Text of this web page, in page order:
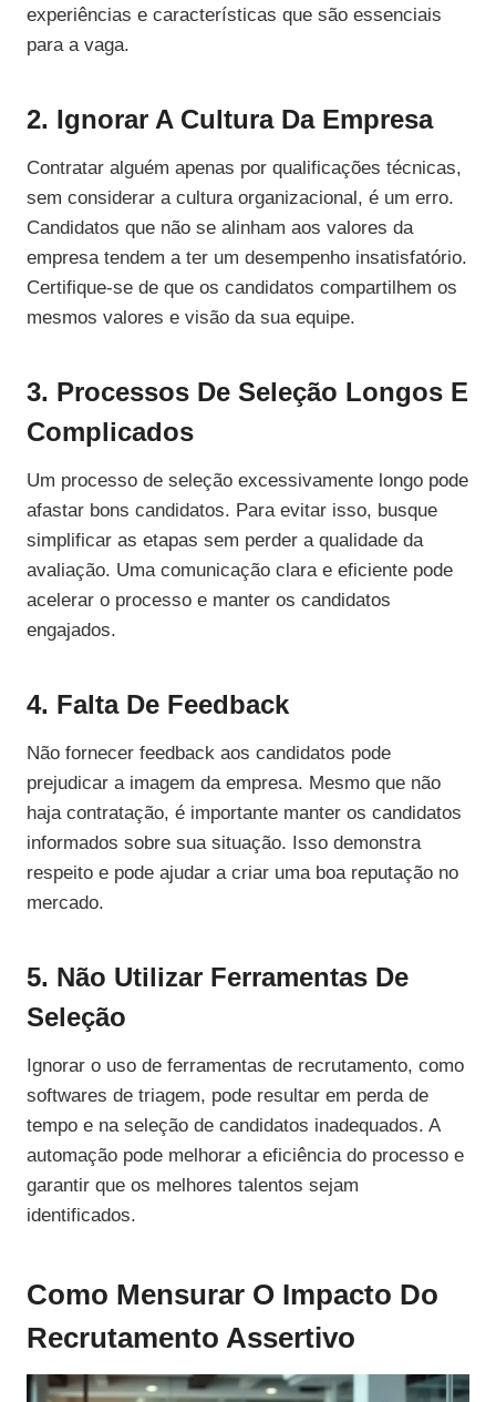
experiências e características que são essenciais
para a vaga.
2. Ignorar A Cultura Da Empresa
Contratar alguém apenas por qualificações técnicas,
sem considerar a cultura organizacional, é um erro.
Candidatos que não se alinham aos valores da
empresa tendem a ter um desempenho insatisfatório.
Certifique-se de que os candidatos compartilhem os
mesmos valores e visão da sua equipe.
3. Processos De Seleção Longos E
Complicados
Um processo de seleção excessivamente longo pode
afastar bons candidatos. Para evitar isso, busque
simplificar as etapas sem perder a qualidade da
avaliação. Uma comunicação clara e eficiente pode
acelerar o processo e manter os candidatos
engajados.
4. Falta De Feedback
Não fornecer feedback aos candidatos pode
prejudicar a imagem da empresa. Mesmo que não
haja contratação, é importante manter os candidatos
informados sobre sua situação. Isso demonstra
respeito e pode ajudar a criar uma boa reputação no
mercado.
5. Não Utilizar Ferramentas De
Seleção
Ignorar o uso de ferramentas de recrutamento, como
softwares de triagem, pode resultar em perda de
tempo e na seleção de candidatos inadequados. A
automação pode melhorar a eficiência do processo e
garantir que os melhores talentos sejam
identificados.
Como Mensurar O Impacto Do
Recrutamento Assertivo